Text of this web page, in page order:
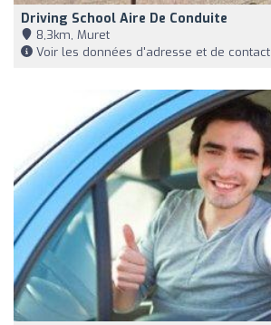
Driving School Aire De Conduite
8,3km, Muret
Voir les données d'adresse et de contact